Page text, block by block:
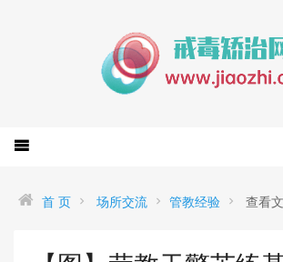
首 页 场所交流 管教经验 查看